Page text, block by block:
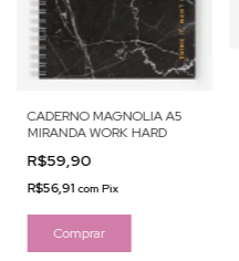
CADERNO MAGNOLIA A5
MIRANDA WORK HARD
R$59,90
R$56,91com Pix